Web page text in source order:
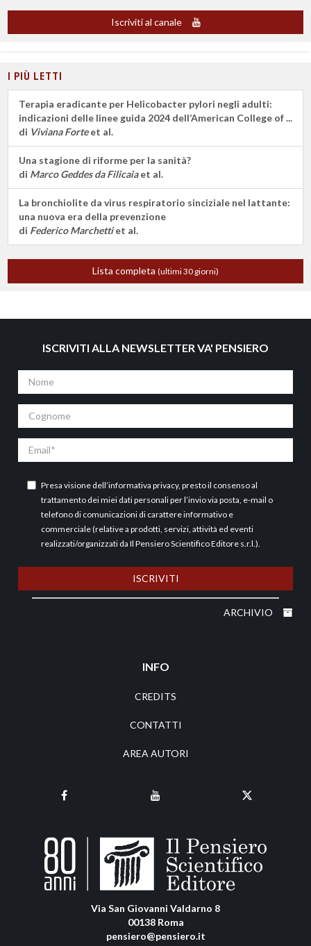
Iscriviti al canale
I PIÙ LETTI
Terapia eradicante per Helicobacter pylori negli adulti:
indicazioni delle linee guida 2024 dell’American College of ...
di Viviana Forteet al.
Una stagione di riforme per la sanità?
di Marco Geddes da Filicaiaet al.
La bronchiolite da virus respiratorio sinciziale nel lattante:
una nuova era della prevenzione
di Federico Marchettiet al.
Lista completa (ultimi 30 giorni)
ISCRIVITI ALLA NEWSLETTER VA' PENSIERO
Nome
Cognome
Email
Presa visione dell’informativa privacy, presto il consenso al
trattamento dei miei dati personali per l’invio via posta, e-mail o
telefono di comunicazioni di carattere informativo e
commerciale (relative a prodotti, servizi, attività ed eventi
realizzati/organizzati da Il Pensiero Scientifico Editore s.r.l.).
ISCRIVITI
ARCHIVIO
INFO
CREDITS
CONTATTI
AREA AUTORI
Via San Giovanni Valdarno 8
00138 Roma
pensiero@pensiero.it